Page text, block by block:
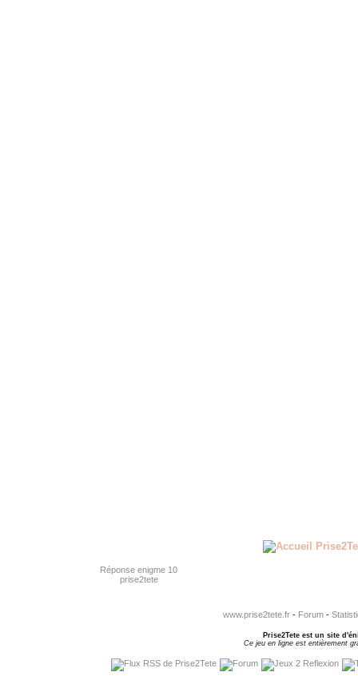
Réponse enigme 10
prise2tete
www.prise2tete.fr- Forum-
Prise2Tete est un site
Ce jeu en ligne est entièrement